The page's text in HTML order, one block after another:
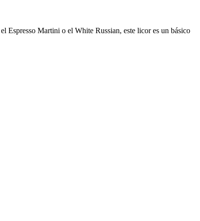
Espresso Martini o el White Russian, este licor es un básico